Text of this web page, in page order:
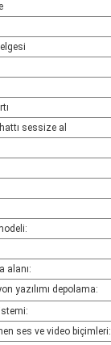
sessize al
alanı:
yazılımı depolama:
ses ve video biçimleri: